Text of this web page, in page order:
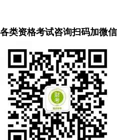
各类资格考试咨询扫码加微